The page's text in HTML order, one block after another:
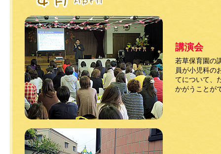
講演会
若草保育園の
員が小児科の
てについて、
かがうことが